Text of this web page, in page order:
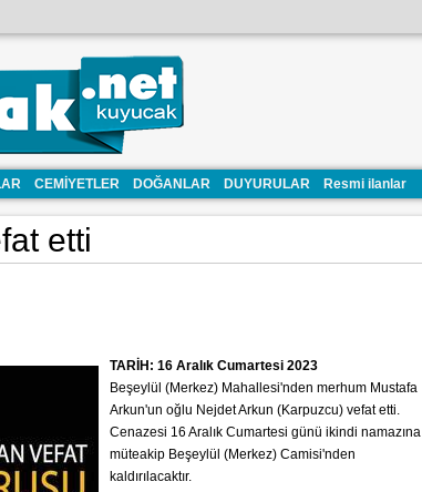
CEMİYETLER DOĞANLAR DUYURULAR Resmi ilanlar
etti
TARİH: 16 Aralık Cumartesi 2023
Beşeylül (Merkez) Mahallesi'nden merhum Mustafa
Arkun'un oğlu Nejdet Arkun (Karpuzcu) vefat etti.
Cenazesi 16 Aralık Cumartesi günü ikindi namazına
müteakip Beşeylül (Merkez) Camisi'nden
kaldırılacaktır.